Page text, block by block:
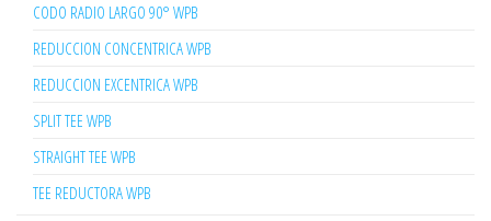
CODO RADIO LARGO 90° WPB
REDUCCION CONCENTRICA WPB
REDUCCION EXCENTRICA WPB
SPLIT TEE WPB
STRAIGHT TEE WPB
TEE REDUCTORA WPB